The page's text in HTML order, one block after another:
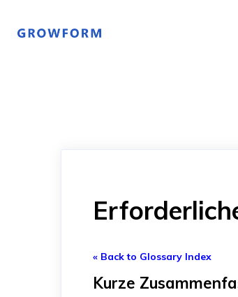
« Back to Glossary Index
Kurze